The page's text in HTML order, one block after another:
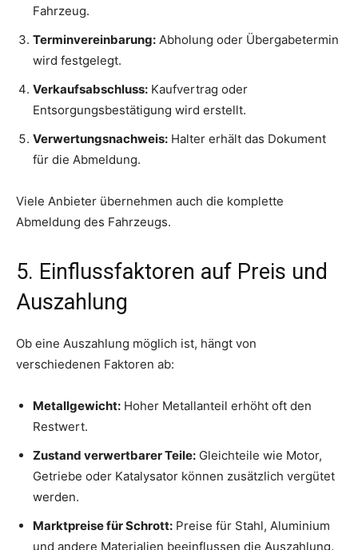
Fahrzeug.
Terminvereinbarung: Abholung oder Übergabetermin
wird festgelegt.
Verkaufsabschluss: Kaufvertrag oder
Entsorgungsbestätigung wird erstellt.
Verwertungsnachweis: Halter erhält das Dokument
für die Abmeldung.
Viele Anbieter übernehmen auch die komplette
Abmeldung des Fahrzeugs.
5. Einflussfaktoren auf Preis und
Auszahlung
Ob eine Auszahlung möglich ist, hängt von
verschiedenen Faktoren ab:
Metallgewicht: Hoher Metallanteil erhöht oft den
Restwert.
Zustand verwertbarer Teile: Gleichteile wie Motor,
Getriebe oder Katalysator können zusätzlich vergütet
werden.
Marktpreise für Schrott: Preise für Stahl, Aluminium
und andere Materialien beeinflussen die Auszahlung.